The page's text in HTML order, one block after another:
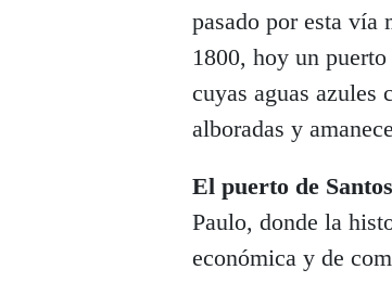
pasado por esta
1800, hoy un
cuyas aguas
alboradas y
El puerto de Santos
Paulo, donde la
económica y de